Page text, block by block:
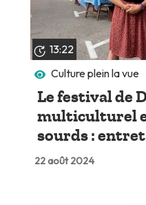
13:22
Culture plein la vue
Le festival de
multiculturel
sourds :
22 août 2024